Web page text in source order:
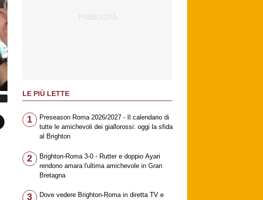
LE PIÙ LETTE
1
Preseason Roma 2026/2027 - Il calendario di
tutte le amichevoli dei giallorossi: oggi la sfida
al Brighton
2
Brighton-Roma 3-0 - Rutter e doppio Ayari
rendono amara l'ultima amichevole in Gran
Bretagna
3
Dove vedere Brighton-Roma in diretta TV e